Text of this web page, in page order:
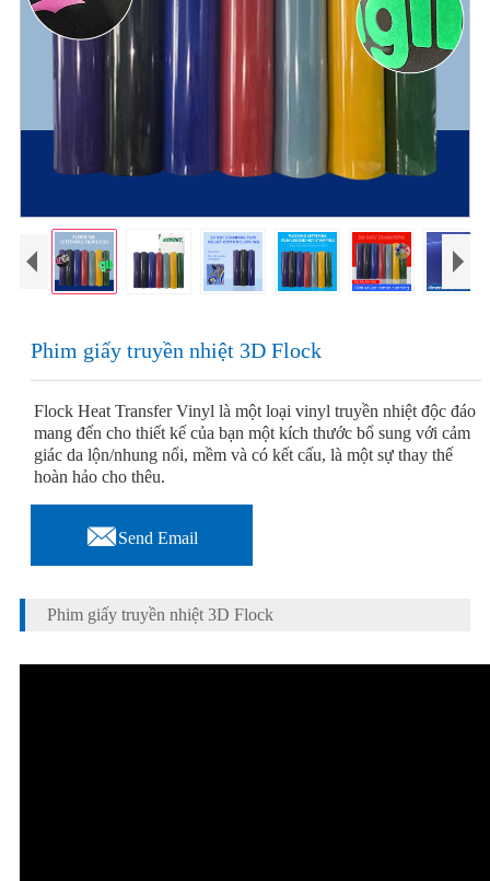
Phim giấy truyền nhiệt 3D Flock
Flock Heat Transfer Vinyl là một loại vinyl truyền nhiệt độc đáo
mang đến cho thiết kế của bạn một kích thước bổ sung với cảm
giác da lộn/nhung nổi, mềm và có kết cấu, là một sự thay thế
hoàn hảo cho thêu.
Send Email
Phim giấy truyền nhiệt 3D Flock